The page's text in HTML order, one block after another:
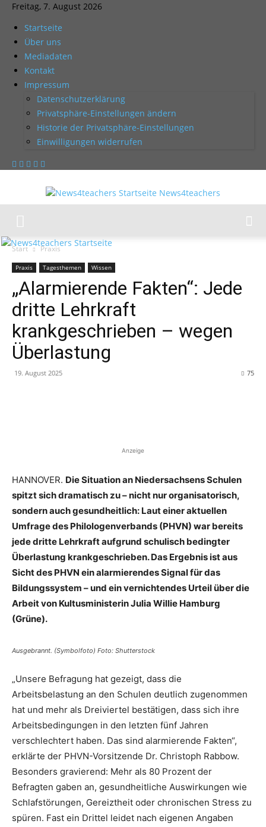
Freitag, 7. August 2026
Startseite
Über uns
Mediadaten
Kontakt
Impressum
Datenschutzerklärung
Privatsphäre-Einstellungen ändern
Historie der Privatsphäre-Einstellungen
Einwilligungen widerrufen
News4teachers
Start Praxis
Praxis Tagesthemen Wissen
„Alarmierende Fakten“: Jede
dritte Lehrkraft
krankgeschrieben – wegen
Überlastung
19. August 2025 75
Anzeige
HANNOVER. Die Situation an Niedersachsens Schulen
spitzt sich dramatisch zu – nicht nur organisatorisch,
sondern auch gesundheitlich: Laut einer aktuellen
Umfrage des Philologenverbands (PHVN) war bereits
jede dritte Lehrkraft aufgrund schulisch bedingter
Überlastung krankgeschrieben. Das Ergebnis ist aus
Sicht des PHVN ein alarmierendes Signal für das
Bildungssystem – und ein vernichtendes Urteil über die
Arbeit von Kultusministerin Julia Willie Hamburg
(Grüne).
Ausgebrannt. (Symbolfoto) Foto: Shutterstock
„Unsere Befragung hat gezeigt, dass die
Arbeitsbelastung an den Schulen deutlich zugenommen
hat und mehr als Dreiviertel bestätigen, dass sich ihre
Arbeitsbedingungen in den letzten fünf Jahren
verschlechtert haben. Das sind alarmierende Fakten“,
erklärte der PHVN-Vorsitzende Dr. Christoph Rabbow.
Besonders gravierend: Mehr als 80 Prozent der
Befragten gaben an, gesundheitliche Auswirkungen wie
Schlafstörungen, Gereiztheit oder chronischen Stress zu
spüren. Fast ein Drittel leidet nach eigenen Angaben